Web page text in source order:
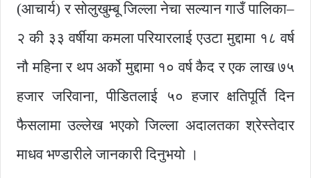
(आचार्य) र सोलुखुम्बू जिल्ला नेचा सल्यान गाउँ पालिका–
२ की ३३ वर्षीया कमला परियारलाई एउटा मुद्दामा १८ वर्ष
नौ महिना र थप अर्को मुद्दामा १० वर्ष कैद र एक लाख ७५
हजार जरिवाना, पीडितलाई ५० हजार क्षतिपूर्ति दिन
फैसलामा उल्लेख भएको जिल्ला अदालतका श्रेस्तेदार
माधव भण्डारीले जानकारी दिनुभयो ।